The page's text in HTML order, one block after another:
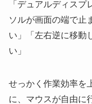
「デュアルディス
ソルが画面の端で止
い」「左右逆に移動
い」
せっかく作業効率を
に、マウスが自由に